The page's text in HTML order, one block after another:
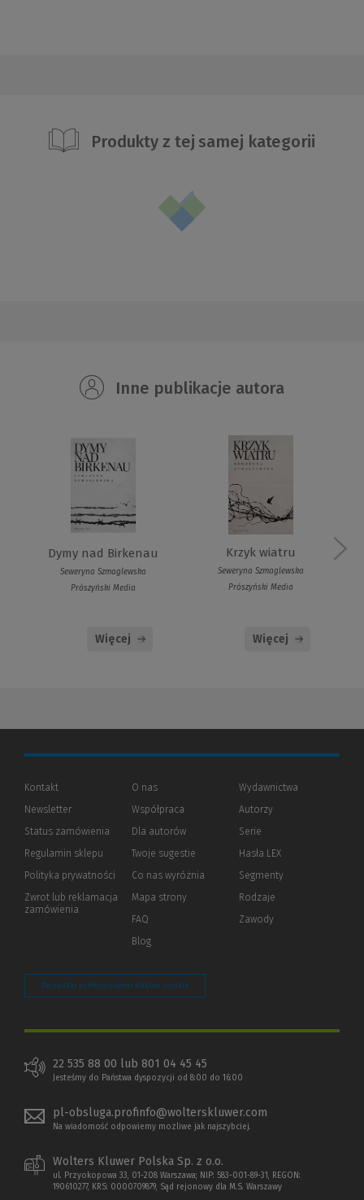
Produkty z tej samej kategorii
Inne publikacje autora
Dymy nad Birkenau
Seweryna Szmaglewska
Prószyński Media
Więcej
Krzyk wiatru
Seweryna Szmaglewska
Prószyński Media
Więcej
Kontakt
Newsletter
Status zamówienia
Regulamin sklepu
Polityka prywatności (Nowe
(Link
innej
Zwrot lub reklamacja
zamówienia
O nas
Współpraca
Dla autorów(Nowe
(Link
innej
strony)
Twoje sugestie
Co nas wyróżnia
Mapa strony
FAQ
Blog
Wydawnictwa
Autorzy
Serie
Hasła LEX
Segmenty
Rodzaje
Zawody
Zarządzaj preferencjami plików cookie
22 535 88 00 lub 801 04 45 45
Jesteśmy do Państwa dyspozycji od 8:00 do 16:00
pl-obsluga.profinfo@wolterskluwer.com
Na wiadomość odpowiemy możliwe jak najszybciej.
Wolters Kluwer Polska Sp. z o.o.
ul. Przyokopowa 33, 01-208 Warszawa; NIP: 583-001-89-31, REGON:
190610277, KRS: 0000709879, Sąd rejonowy dla M.S. Warszawy